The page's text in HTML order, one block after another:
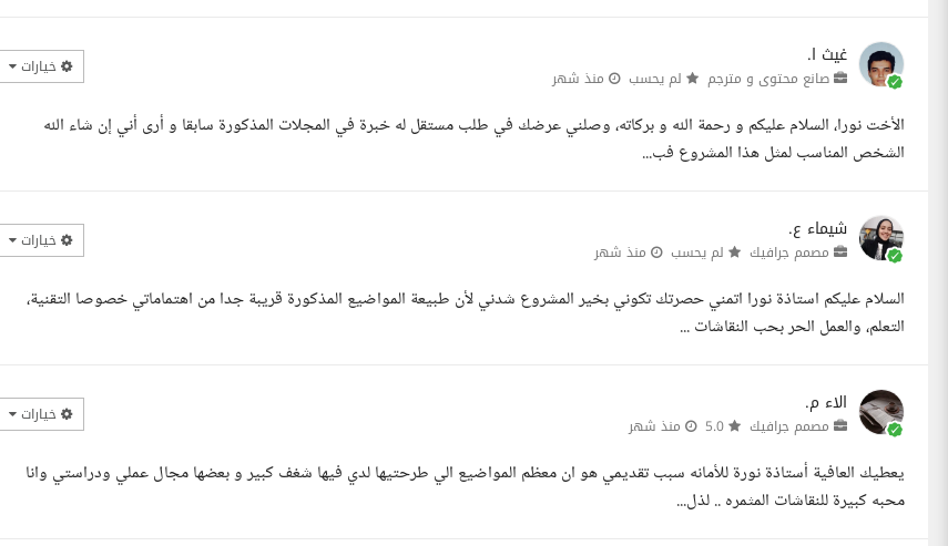
غيث ا.
صانع محتوى و مترجم لم يحسب منذ شهر خيارات
الأخت نورا، السلام عليكم و رحمة الله و بركاته، وصلني عرضك في طلب مستقل له خبرة في المجلات المذكورة سابقا و أرى أني إن شاء الله
الشخص المناسب لمثل هذا المشروع فب...
شيماء ع.
مصمم جرافيك لم يحسب منذ شهر خيارات
السلام عليكم استاذة نورا اتمني حصرتك تكوني بخير المشروع شدني لأن طبيعة المواضيع المذكورة قريبة جدا من اهتماماتي خصوصا التقنية،
التعلم، والعمل الحر بحب النقاشات ...
الاء م.
مصمم جرافيك منذ شهر خيارات
يعطيك العافية أستاذة نورة للأمانه سبب تقديمي هو ان معظم المواضيع الي طرحتيها لدي فيها شغف كبير و بعضها مجال عملي ودراستي وانا
محبه كبيرة للنقاشات المثمره .. لذل...